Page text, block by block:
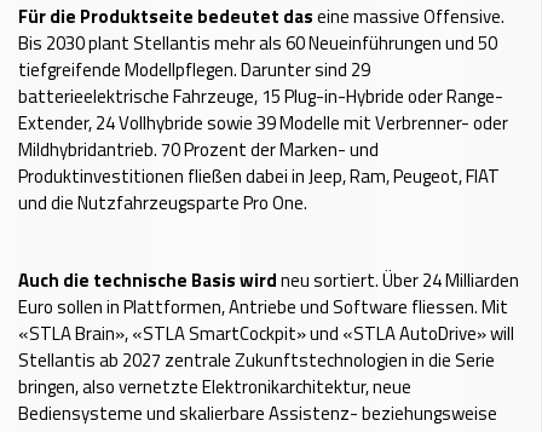
Für die Produktseite bedeutet daseine massive Offensive.
Bis 2030 plant Stellantis mehr als 60 Neueinführungen und 50
tiefgreifende Modellpflegen. Darunter sind 29
batterieelektrische Fahrzeuge, 15 Plug-in-Hybride oder Range-
Extender, 24 Vollhybride sowie 39 Modelle mit Verbrenner- oder
Mildhybridantrieb. 70 Prozent der Marken- und
Produktinvestitionen fließen dabei in Jeep, Ram, Peugeot, FIAT
und die Nutzfahrzeugsparte Pro One.
Auch die technische Basis wirdneu sortiert. Über 24 Milliarden
Euro sollen in Plattformen, Antriebe und Software fliessen. Mit
«STLA Brain», «STLA SmartCockpit» und «STLA AutoDrive» will
Stellantis ab 2027 zentrale Zukunftstechnologien in die Serie
bringen, also vernetzte Elektronikarchitektur, neue
Bediensysteme und skalierbare Assistenz- beziehungsweise